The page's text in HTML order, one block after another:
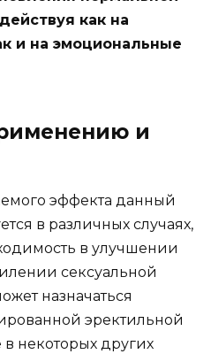
как на
и на эмоциональные
и
эффекта данный
в различных случаях,
в улучшении
сексуальной
назначаться
эректильной
некоторых других